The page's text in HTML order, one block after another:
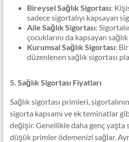
Bireysel Sağlık Sigortası:
sadece sigortalıyı kapsayan
Aile Sağlık Sigortası:
çocuklarını da kapsayan
Kurumsal Sağlık Sigortası:
düzenlenen sağlık sigortası
5. Sağlık Sigortası Fiyatları
Sağlık sigortası primleri,
sigorta kapsamı ve ek teminatlar
değişir. Genellikle daha genç yaşta
düşük primler ödemenizi sağlar.